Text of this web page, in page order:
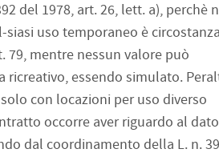
del 1978, art. 26, lett. a), perchè
uso temporaneo è
79, mentre nessun valore può
ricreativo, essendo simulato.
con locazioni per uso diverso
occorre aver riguardo al dato
dal coordinamento della L. n.